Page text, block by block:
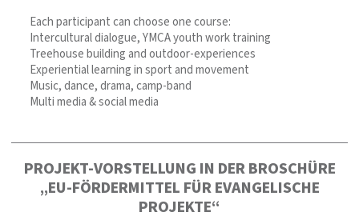
Each participant can choose one course:
Intercultural dialogue, YMCA youth work training
Treehouse building and outdoor-experiences
Experiential learning in sport and movement
Music, dance, drama, camp-band
Multi media & social media
PROJEKT-VORSTELLUNG IN DER BROSCHÜRE
„EU-FÖRDERMITTEL FÜR EVANGELISCHE
PROJEKTE“